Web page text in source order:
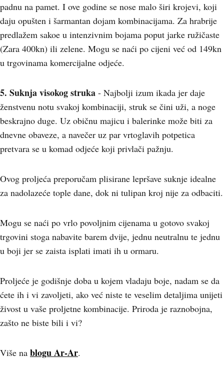
padnu na pamet. I ove godine se nose malo širi krojevi, koji
daju opušten i šarmantan dojam kombinacijama. Za hrabrije
predlažem sakoe u intenzivnim bojama poput jarke ružičaste
(Zara 400kn) ili zelene. Mogu se naći po cijeni već od 149kn
u trgovinama komercijalne odjeće.
5. Suknja visokog struka - Najbolji izum ikada jer daje
ženstvenu notu svakoj kombinaciji, struk se čini uži, a noge
beskrajno duge. Uz običnu majicu i balerinke može biti za
dnevne obaveze, a navečer uz par vrtoglavih potpetica
pretvara se u komad odjeće koji privlači pažnju.
Ovog proljeća preporučam plisirane lepršave suknje idealne
za nadolazeće tople dane, dok ni tulipan kroj nije za odbaciti.
Mogu se naći po vrlo povoljnim cijenama u gotovo svakoj
trgovini stoga nabavite barem dvije, jednu neutralnu te jednu
u boji jer se zaista isplati imati ih u ormaru.
Proljeće je godišnje doba u kojem vladaju boje, nadam se da
ćete ih i vi zavoljeti, ako već niste te veselim detaljima unijeti
živost u vaše proljetne kombinacije. Priroda je raznobojna,
zašto ne biste bili i vi?
Više na blogu Ar-Ar.